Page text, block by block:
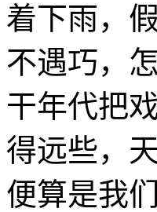
着下雨，
不遇巧，
干年代把
得远些，
便算是我